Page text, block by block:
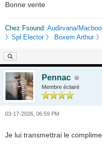
Bonne vente
Chez Fsound: Audirvana/
》Spl Elector 》 Boxem Arthur
Pennac
Membre éclairé
03-17-2026, 06:59 PM
Je lui transmettrai le